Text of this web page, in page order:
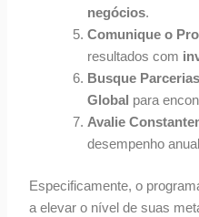
negócios.
Comunique o
resultados com
Busque
Global para
Avalie
desempenho
Especificamente, o
a elevar o nível de suas